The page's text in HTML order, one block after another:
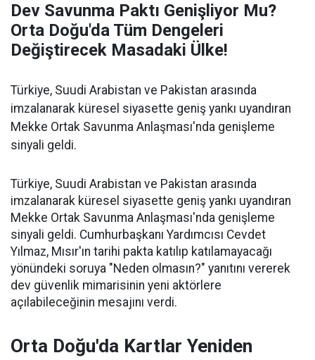
Dev Savunma Paktı Genişliyor Mu?
Orta Doğu'da Tüm Dengeleri
Değiştirecek Masadaki Ülke!
Türkiye, Suudi Arabistan ve Pakistan arasında
imzalanarak küresel siyasette geniş yankı uyandıran
Mekke Ortak Savunma Anlaşması'nda genişleme
sinyali geldi.
Türkiye, Suudi Arabistan ve Pakistan arasında
imzalanarak küresel siyasette geniş yankı uyandıran
Mekke Ortak Savunma Anlaşması'nda genişleme
sinyali geldi. Cumhurbaşkanı Yardımcısı Cevdet
Yılmaz, Mısır'ın tarihi pakta katılıp katılamayacağı
yönündeki soruya "Neden olmasın?" yanıtını vererek
dev güvenlik mimarisinin yeni aktörlere
açılabileceğinin mesajını verdi.
Orta Doğu'da Kartlar Yeniden